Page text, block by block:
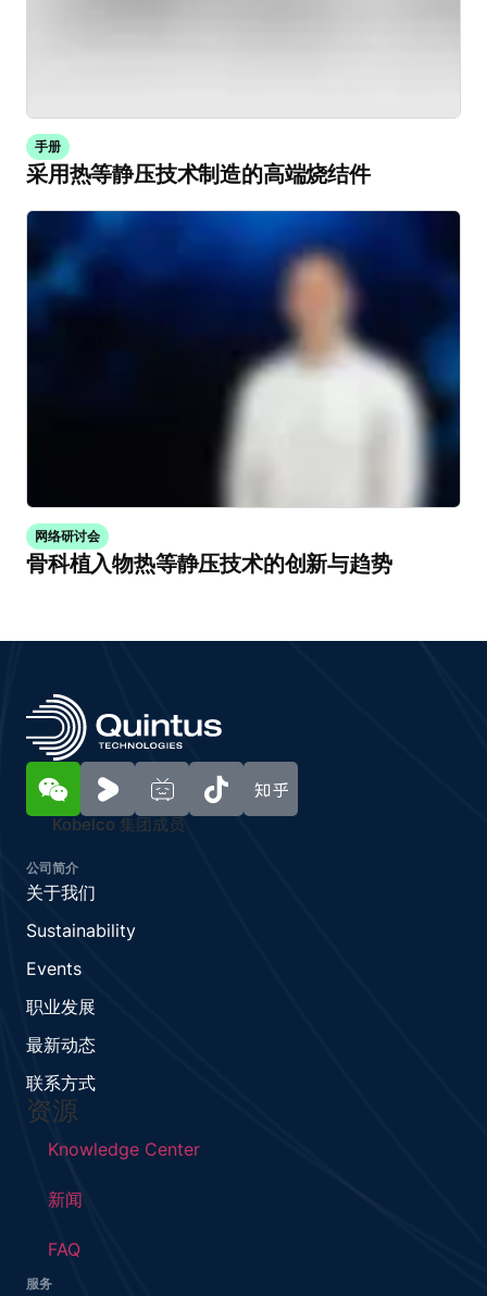
手册
采用热等静压技术制造的高端烧结件
网络研讨会
骨科植入物热等静压技术的创新与趋势
Kobelco 集团成员
公司简介
关于我们
Sustainability
Events
职业发展
最新动态
联系方式
资源
Knowledge Center
新闻
FAQ
服务